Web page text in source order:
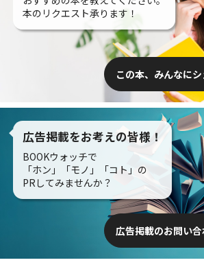
本のリクエスト承ります！
この本、みんなに
広告掲載をお考えの皆様！
BOOKウォッチで
「ホン」「モノ」「コト」の
PRしてみませんか？
広告掲載のお問い